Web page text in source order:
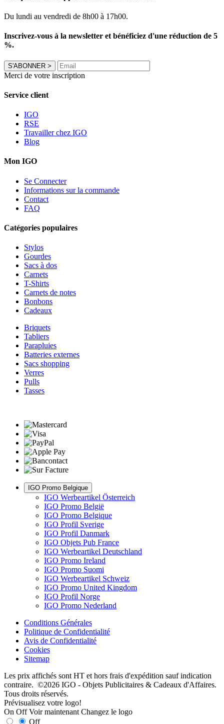
Du lundi au vendredi de 8h00 à 17h00.
Inscrivez-vous à la newsletter et bénéficiez d'une réduction de 5
%.
S'ABONNER >
Merci de votre inscription
Service client
IGO
RSE
Travailler chez IGO
Blog
Mon IGO
Se Connecter
Informations sur la commande
Contact
FAQ
Catégories populaires
Stylos
Gourdes
Sacs à dos
Carnets
T-Shirts
Carnets de notes
Bonbons
Cadeaux
Briquets
Tabliers
Parapluies
Batteries externes
Sacs shopping
Verres
Pulls
Tasses
IGO Promo Belgique
IGO Werbeartikel Österreich
IGO Promo België
IGO Promo Belgique
IGO Profil Sverige
IGO Profil Danmark
IGO Objets Pub France
IGO Werbeartikel Deutschland
IGO Promo Ireland
IGO Promo Suomi
IGO Werbeartikel Schweiz
IGO Promo United Kingdom
IGO Profil Norge
IGO Promo Nederland
Conditions Générales
Politique de Confidentialité
Avis de Confidentialité
Cookies
Sitemap
Les prix affichés sont HT et hors frais d'expédition sauf indication
contraire. ©2026 IGO - Objets Publicitaires & Cadeaux d'Affaires.
Tous droits réservés.
Prévisualisez votre logo!
On Off Voir maintenant Changez le logo
Off